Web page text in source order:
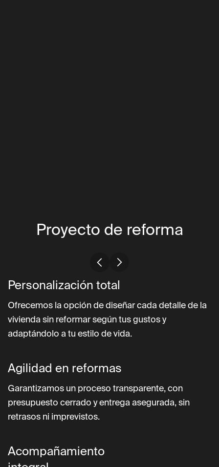
Proyecto de reforma
Personalización total
Ofrecemos la opción de diseñar cada detalle de la
vivienda sin reformar según tus gustos y
adaptándolo a tu estilo de vida.
Agilidad en reformas
Garantizamos un proceso transparente, con
presupuesto cerrado y entrega asegurada, sin
retrasos ni imprevistos.
Acompañamiento